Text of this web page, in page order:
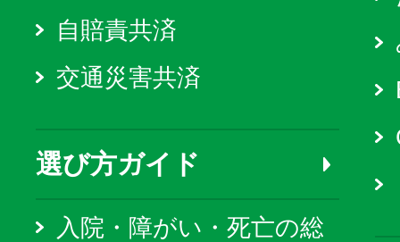
自賠責共済
交通災害共済
選び方ガイド
入院・障がい・死亡の総